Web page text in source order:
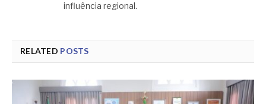
influência regional.
RELATED POSTS